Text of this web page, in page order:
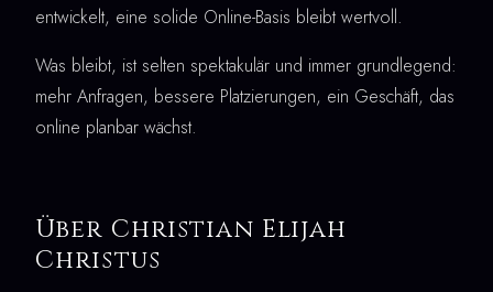
entwickelt, eine solide Online-Basis bleibt wertvoll.
Was bleibt, ist selten spektakulär und immer grundlegend:
mehr Anfragen, bessere Platzierungen, ein Geschäft, das
online planbar wächst.
Über Christian Elijah
Christus